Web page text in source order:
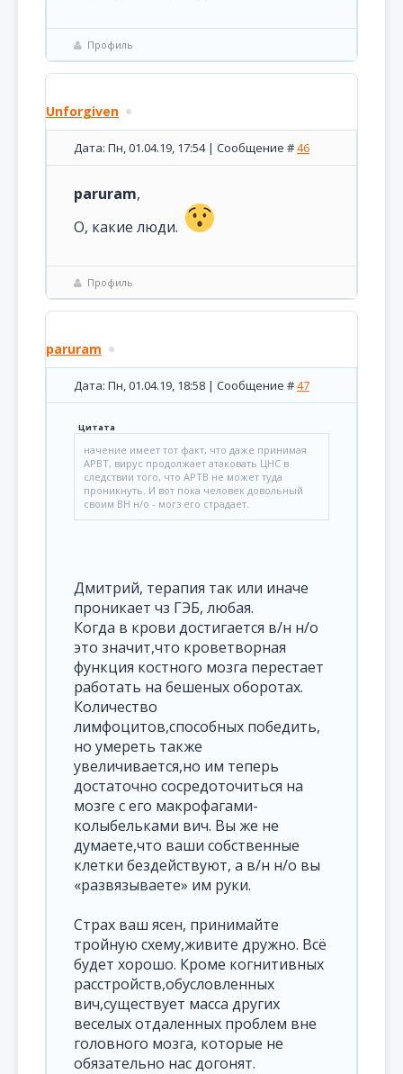
Профиль
Unforgiven
Дата: Пн, 01.04.19, 17:54 | Сообщение #46
paruram,
О, какие люди.
Профиль
paruram
Дата: Пн, 01.04.19, 18:58 | Сообщение #47
Цитата
начение имеет тот факт, что даже принимая
АРВТ, вирус продолжает атаковать ЦНС в
следствии того, что АРТВ не может туда
проникнуть. И вот пока человек довольный
своим ВН н/о - могз его страдает.
Дмитрий, терапия так или иначе
проникает чз ГЭБ, любая.
Когда в крови достигается в/н н/о
это значит,что кроветворная
функция костного мозга перестает
работать на бешеных оборотах.
Количество
лимфоцитов,способных победить,
но умереть также
увеличивается,но им теперь
достаточно сосредоточиться на
мозге с его макрофагами-
колыбельками вич. Вы же не
думаете,что ваши собственные
клетки бездействуют, а в/н н/о вы
«развязываете» им руки.
Страх ваш ясен, принимайте
тройную схему,живите дружно. Всё
будет хорошо. Кроме когнитивных
расстройств,обусловленных
вич,существует масса других
веселых отдаленных проблем вне
головного мозга, которые не
обязательно нас догонят.